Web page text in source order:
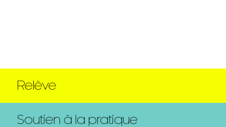
Relève
Soutien à la pratique